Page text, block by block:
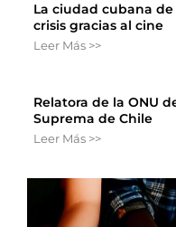
La ciudad cubana
crisis gracias al cine
Leer Más >>
Relatora de la ONU
Suprema de Chile
Leer Más >>